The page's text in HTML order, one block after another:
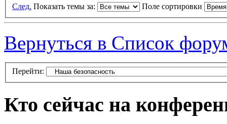
След. Показать темы за: Поле сортировки
Вернуться в Список
Перейти:
Кто сейчас на